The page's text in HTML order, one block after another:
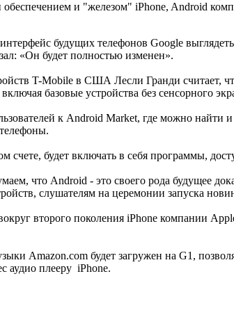
и "железом" iPhone, Android
будущих телефонов Google
«Он будет полностью изменен».
T-Mobile в США Лесли Гранди считает,
базовые устройства без сенсорного
к Android Market, где можно найти
счете, будет включать в себя программы,
что Android - это своего рода будущее
слушателям на церемонии запуска
второго поколения iPhone компании
Amazon.com будет загружен на G1,
аудио плееру iPhone.